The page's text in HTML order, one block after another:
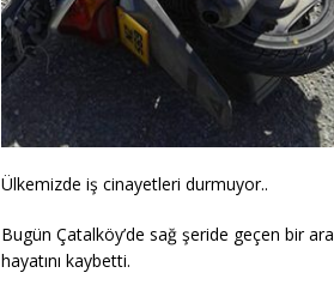
Ülkemizde iş cinayetleri durmuyor..
Bugün Çatalköy’de sağ şeride geçen bir
hayatını kaybetti.